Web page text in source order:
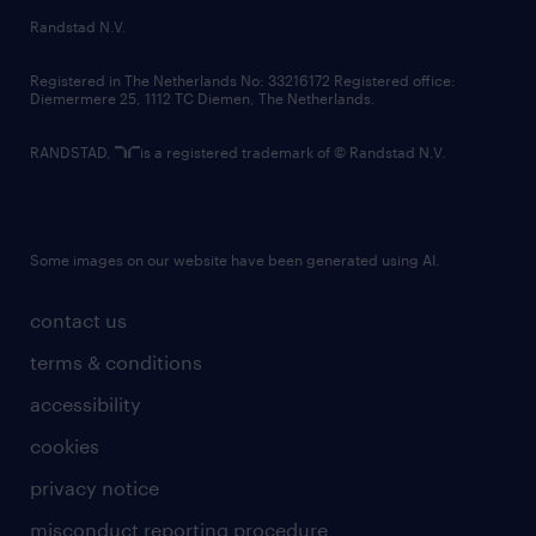
country websites
contact us
terms & conditions
accessibility
cookies
privacy notice
misconduct reporting procedure
Randstad N.V.
Registered in The Netherlands No: 33216172 Registered office:
Diemermere 25, 1112 TC Diemen, The Netherlands.
RANDSTAD, is a registered trademark of © Randstad N.V.
Some images on our website have been generated using AI.